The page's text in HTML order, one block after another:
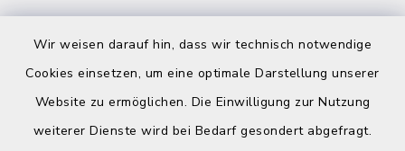
Wir weisen darauf hin, dass wir technisch notwendige
Cookies einsetzen, um eine optimale Darstellung unserer
Website zu ermöglichen. Die Einwilligung zur Nutzung
weiterer Dienste wird bei Bedarf gesondert abgefragt.